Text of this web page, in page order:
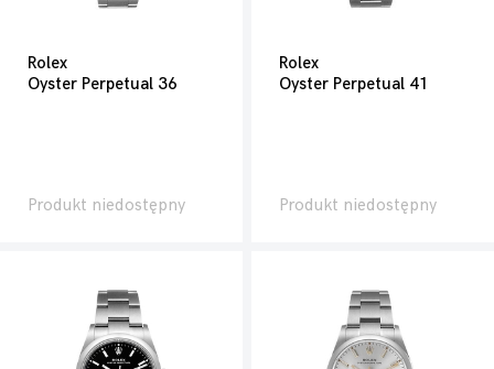
Rolex
Oyster Perpetual 36
Produkt niedostępny
Rolex
Oyster Perpetual 41
Produkt niedostępny